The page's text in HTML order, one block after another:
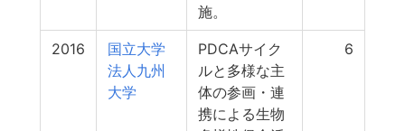
施。
2016
国立大学
法人九州
大学
PDCAサイク
ルと多様な主
体の参画・連
携による生物
6